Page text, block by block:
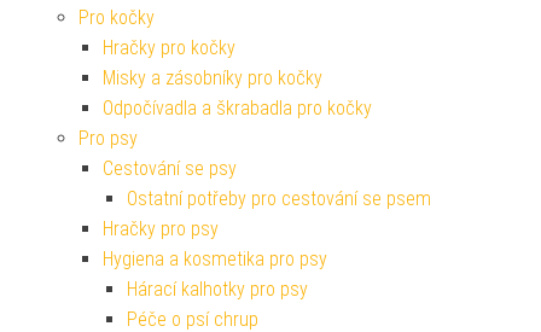
Pro kočky
Hračky pro kočky
Misky a zásobníky pro kočky
Odpočívadla a škrabadla pro kočky
Pro psy
Cestování se psy
Ostatní potřeby pro cestování se psem
Hračky pro psy
Hygiena a kosmetika pro psy
Hárací kalhotky pro psy
Péče o psí chrup